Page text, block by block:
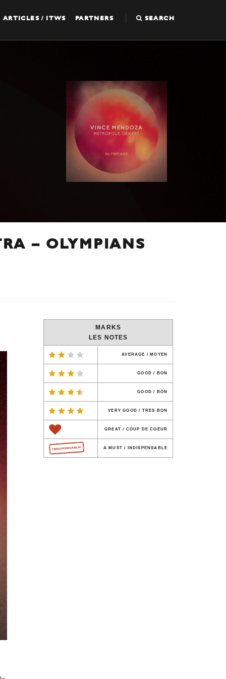
ARTICLES / ITWS PARTNERS SEARCH
– OLYMPIANS
MARKS
LES NOTES
AVERAGE / MOYEN
GOOD / BON
GOOD / BON
VERY GOOD / TRES BON
GREAT / COUP DE COEUR
A MUST / INDISPENSABLE